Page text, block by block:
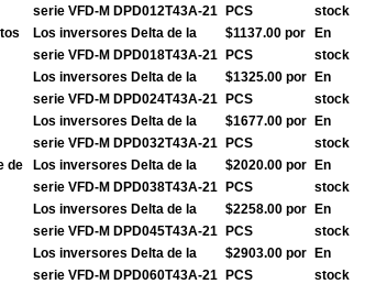
serie VFD-M DPD012T43A-21
PCS
stock
Los inversores Delta de la
serie VFD-M DPD018T43A-21
$1137.00 por
PCS
En
stock
Los inversores Delta de la
serie VFD-M DPD024T43A-21
$1325.00 por
PCS
En
stock
Los inversores Delta de la
serie VFD-M DPD032T43A-21
$1677.00 por
PCS
En
stock
de
Los inversores Delta de la
serie VFD-M DPD038T43A-21
$2020.00 por
PCS
En
stock
Los inversores Delta de la
serie VFD-M DPD045T43A-21
$2258.00 por
PCS
En
stock
Los inversores Delta de la
serie VFD-M DPD060T43A-21
$2903.00 por
PCS
En
stock